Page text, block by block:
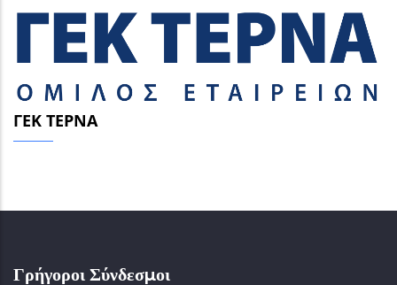
ΓΕΚ ΤΕΡΝΑ
Γρήγοροι Σύνδεσμοι